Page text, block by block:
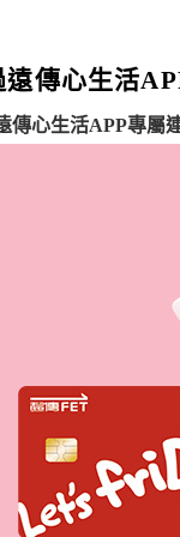
遠傳心生活
傳心生活APP專屬